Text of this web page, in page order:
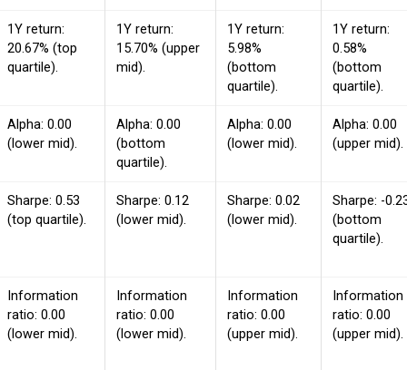
1Y return:
20.67% (top
quartile).
1Y return:
15.70% (upper
mid).
1Y return:
5.98%
(bottom
quartile).
1Y return:
0.58%
(bottom
quartile).
Alpha: 0.00
(lower mid).
Alpha: 0.00
(bottom
quartile).
Alpha: 0.00
(lower mid).
Alpha: 0.00
(upper mid).
Sharpe: 0.53
(top quartile).
Sharpe: 0.12
(lower mid).
Sharpe: 0.02
(lower mid).
Sharpe: -
(bottom
quartile).
Information
ratio: 0.00
(lower mid).
Information
ratio: 0.00
(lower mid).
Information
ratio: 0.00
(upper mid).
Information
ratio: 0.00
(upper mid).